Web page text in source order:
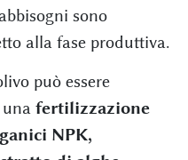
sono
alla fase produttiva.
può essere
fertilizzazione
NPK,